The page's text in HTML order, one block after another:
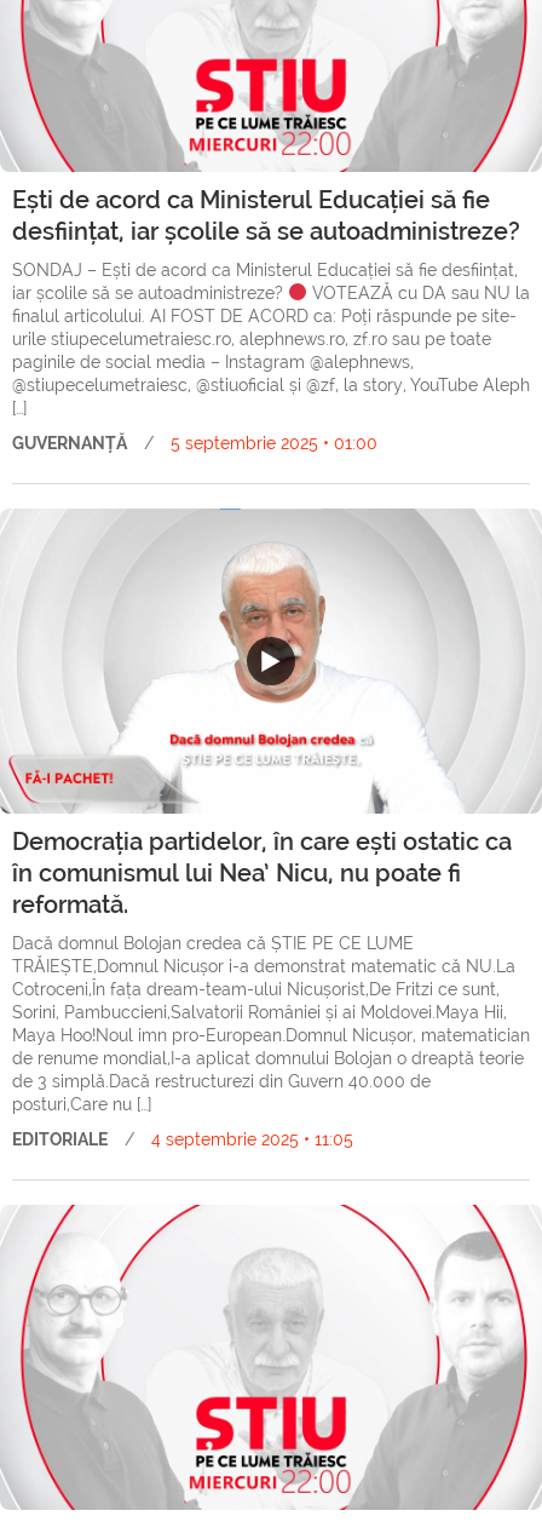
Ești de acord ca Ministerul Educației să fie
desființat, iar școlile să se autoadministreze?
SONDAJ – Ești de acord ca Ministerul Educației să fie desființat,
iar școlile să se autoadministreze?
VOTEAZĂ cu DA sau NU la
finalul articolului. AI FOST DE ACORD ca: Poți răspunde pe site-
urile stiupecelumetraiesc.ro, alephnews.ro, zf.ro sau pe toate
paginile de social media – Instagram @alephnews,
@stiupecelumetraiesc, @stiuoficial și @zf, la story, YouTube Aleph
[…]
GUVERNANȚĂ
/ 5 septembrie 2025 • 01:00
Democrația partidelor, în care ești ostatic ca
în comunismul lui Nea’ Nicu, nu poate fi
reformată.
Dacă domnul Bolojan credea că ȘTIE PE CE LUME
TRĂIEȘTE,Domnul Nicușor i-a demonstrat matematic că NU.La
Cotroceni,În fața dream-team-ului Nicușorist,De Fritzi ce sunt,
Sorini, Pambuccieni,Salvatorii României și ai Moldovei.Maya Hii,
Maya Hoo!Noul imn pro-European.Domnul Nicușor, matematician
de renume mondial,I-a aplicat domnului Bolojan o dreaptă teorie
de 3 simplă.Dacă restructurezi din Guvern 40.000 de
posturi,Care nu […]
EDITORIALE
/ 4 septembrie 2025 • 11:05